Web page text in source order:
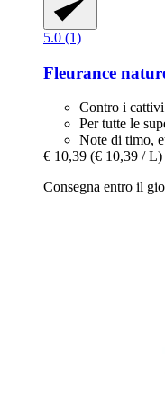
5.0 (1)
Fleurance
Contro i
Per tutte le
Note di timo,
€ 10,39 (€ 10,39 / L)
Consegna entro il